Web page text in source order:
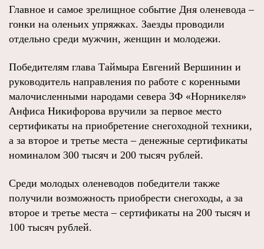
Главное и самое зрелищное событие Дня оленевода –
гонки на оленьих упряжках. Заезды проводили
отдельно среди мужчин, женщин и молодежи.
Победителям глава Таймыра Евгений Вершинин и
руководитель направления по работе с коренными
малочисленными народами севера ЗФ «Норникеля»
Анфиса Никифорова вручили за первое место
сертификаты на приобретение снегоходной техники,
а за второе и третье места – денежные сертификаты
номиналом 300 тысяч и 200 тысяч рублей.
Среди молодых оленеводов победители также
получили возможность приобрести снегоходы, а за
второе и третье места – сертификаты на 200 тысяч и
100 тысяч рублей.